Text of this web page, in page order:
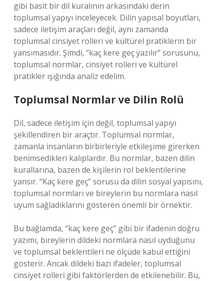
gibi basit bir dil kuralının arkasındaki derin
toplumsal yapıyı inceleyecek. Dilin yapısal boyutları,
sadece iletişim araçları değil, aynı zamanda
toplumsal cinsiyet rolleri ve kültürel pratiklerin bir
yansımasıdır. Şimdi, “kaç kere geç yazılır” sorusunu,
toplumsal normlar, cinsiyet rolleri ve kültürel
pratikler ışığında analiz edelim.
Toplumsal Normlar ve Dilin Rolü
Dil, sadece iletişim için değil, toplumsal yapıyı
şekillendiren bir araçtır. Toplumsal normlar,
zamanla insanların birbirleriyle etkileşime girerken
benimsedikleri kalıplardır. Bu normlar, bazen dilin
kurallarına, bazen de kişilerin rol beklentilerine
yansır. “Kaç kere geç” sorusu da dilin sosyal yapısını,
toplumsal normları ve bireylerin bu normlara nasıl
uyum sağladıklarını gösteren önemli bir örnektir.
Bu bağlamda, “kaç kere geç” gibi bir ifadenin doğru
yazımı, bireylerin dildeki normlara nasıl uyduğunu
ve toplumsal beklentileri ne ölçüde kabul ettiğini
gösterir. Ancak dildeki bazı ifadeler, toplumsal
cinsiyet rolleri gibi faktörlerden de etkilenebilir. Bu,